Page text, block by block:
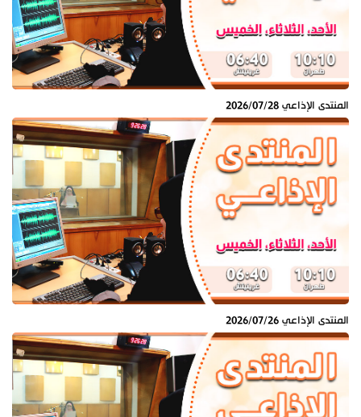
المنتدى الإذاعي 2026/07/28
المنتدى الإذاعي 2026/07/26